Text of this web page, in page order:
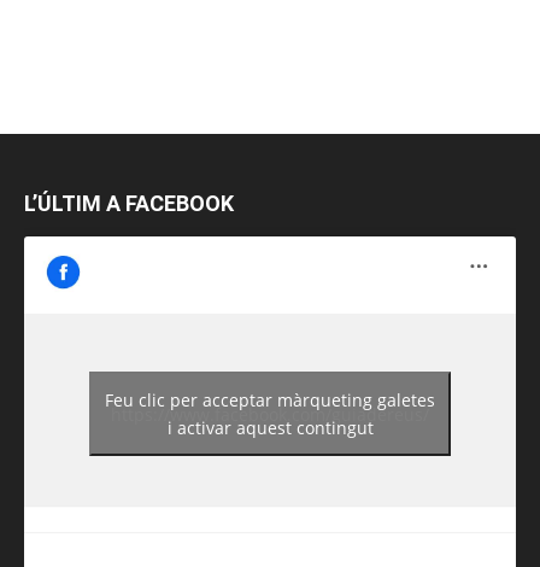
L’ÚLTIM A FACEBOOK
https://www.facebook.com/guiadereus/
Feu clic per acceptar màrqueting galetes
i activar aquest contingut